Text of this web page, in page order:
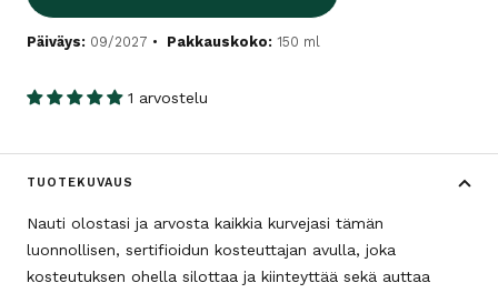
Päiväys: 09/2027 Pakkauskoko: 150 ml
1 arvostelu
TUOTEKUVAUS
Nauti olostasi ja arvosta kaikkia kurvejasi tämän
luonnollisen, sertifioidun kosteuttajan avulla, joka
kosteutuksen ohella silottaa ja kiinteyttää sekä auttaa